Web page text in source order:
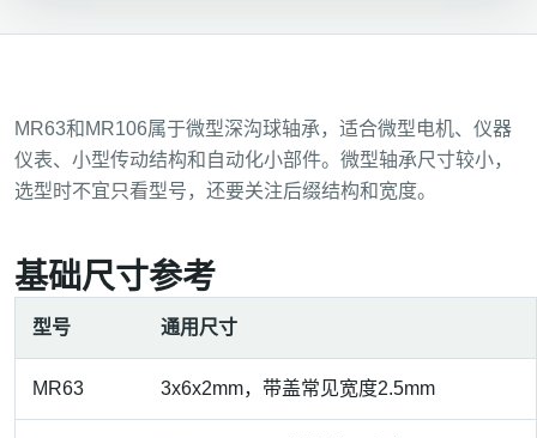
MR63和MR106属于微型深沟球轴承，适合微型电机、仪器
仪表、小型传动结构和自动化小部件。微型轴承尺寸较小，
选型时不宜只看型号，还要关注后缀结构和宽度。
基础尺寸参考
型号 通用尺寸
MR63 3x6x2mm，带盖常见宽度2.5mm